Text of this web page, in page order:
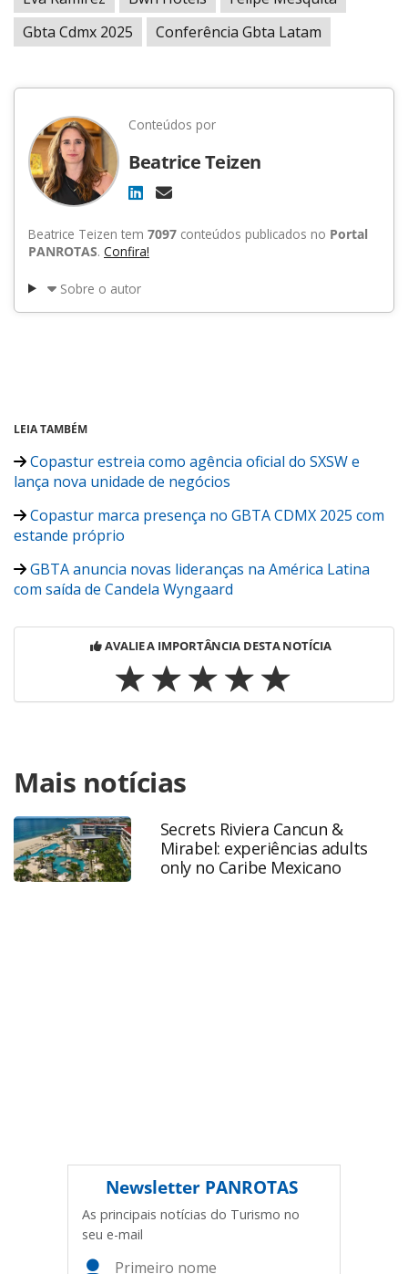
Gbta Cdmx 2025
Conferência Gbta Latam
Conteúdos por
Beatrice Teizen
Beatrice Teizen tem 7097 conteúdos publicados no Portal
PANROTAS. Confira!
Sobre o autor
LEIA TAMBÉM
Copastur estreia como agência oficial do SXSW e
lança nova unidade de negócios
Copastur marca presença no GBTA CDMX 2025 com
estande próprio
GBTA anuncia novas lideranças na América Latina
com saída de Candela Wyngaard
AVALIE A IMPORTÂNCIA DESTA NOTÍCIA
https://www.panrotas.com.br/viagens-
corporativas/eventos/2025/09/bhw-hotels-e-copastur-
celebram-premio-no-palco-da-gbta-cdmx-
2025_221801.html ou as ferramentas oferecidas na página.
Todo o conteúdo produzido pela PANROTAS Editora é
protegido pela legislação brasileira sobre direito autoral.
Mais notícias
Secrets Riviera Cancun &
Mirabel: experiências adults
only no Caribe Mexicano
Newsletter PANROTAS
As principais notícias do Turismo no
seu e-mail